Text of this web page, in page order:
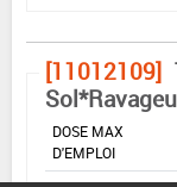
[11012109]
DOSE MAX
D'EMPLOI